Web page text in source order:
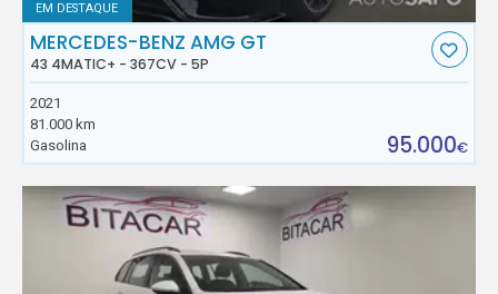
EM DESTAQUE
MERCEDES-BENZ AMG GT
43 4MATIC+ - 367CV - 5P
2021
81.000 km
Gasolina
95.000€